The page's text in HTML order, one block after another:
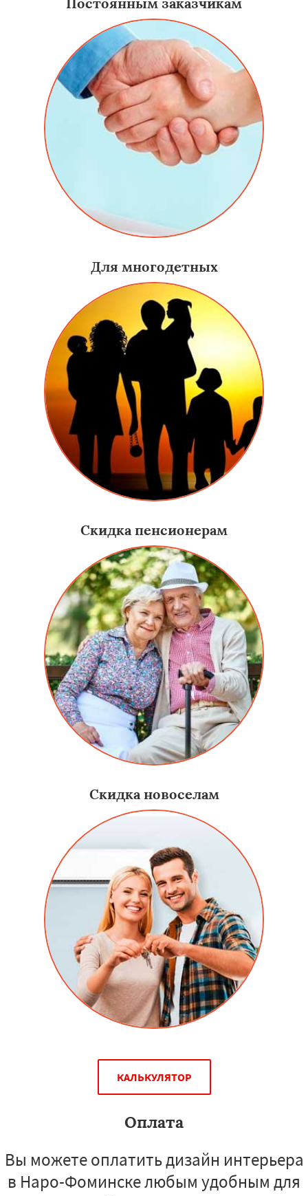
Для многодетных
Скидка пенсионерам
Скидка новоселам
КАЛЬКУЛЯТОР
Оплата
Вы можете оплатить дизайн интерьера
в Наро-Фоминске любым удобным для